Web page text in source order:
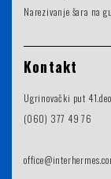
Narezivanje šara na
Kontakt
Ugrinovački put
(060) 377 49 76